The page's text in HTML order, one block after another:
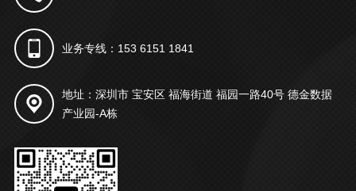
业务专线：153 6151 1841
地址：深圳市 宝安区 福海街道 福园一路40号 德金数据
产业园-A栋